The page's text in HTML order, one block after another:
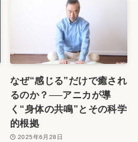
なぜ“感じる”だけで癒され
るのか？──アニカが導
く“身体の共鳴”とその科学
的根拠
2025年6月28日